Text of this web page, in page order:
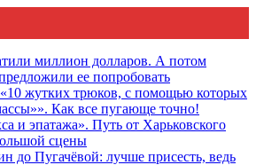
миллион долларов. А потом
ее попробовать
жутких трюков, с помощью которых
Как все пугающе точно!
и эпатажа». Путь от Харьковского
сцены
до Пугачёвой: лучше присесть, ведь